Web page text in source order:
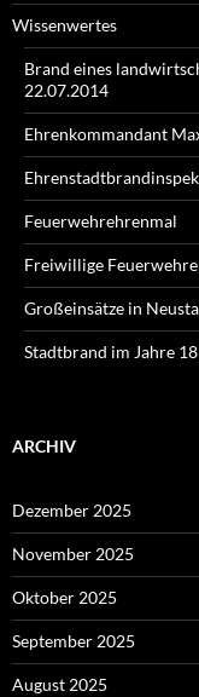
Wissenwertes
Brand eines
22.07.2014
Ehrenkommandant
Feuerwehrehrenmal
Freiwillige
Großeinsätze in
Stadtbrand im Jahre
ARCHIV
Dezember 2025
November 2025
Oktober 2025
September 2025
August 2025